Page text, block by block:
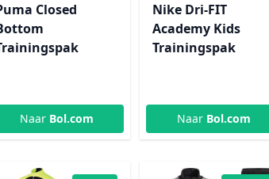
Closed
Naar Bol.com
Nike Dri-FIT
Academy Kids
Trainingspak
Naar Bol.com